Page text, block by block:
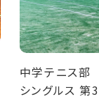
中学テニス
シングルス 第